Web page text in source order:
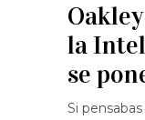
la
se
Si